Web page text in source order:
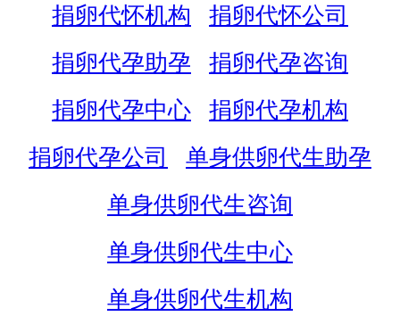
捐卵代怀机构
捐卵代怀公司
捐卵代孕助孕
捐卵代孕咨询
捐卵代孕中心
捐卵代孕机构
捐卵代孕公司
单身供卵代生助孕
单身供卵代生咨询
单身供卵代生中心
单身供卵代生机构